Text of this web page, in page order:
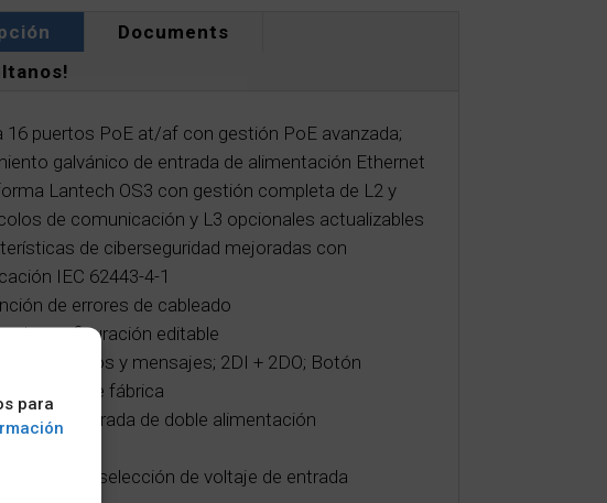
para
Documents
16 puertos PoE at/af con gestión PoE avanzada;
galvánico de entrada de alimentación Ethernet
Lantech OS3 con gestión completa de L2 y
de comunicación y L3 opcionales actualizables
de ciberseguridad mejoradas con
IEC 62443-4-1
de errores de cableado
de configuración editable
de eventos y mensajes; 2DI + 2DO; Botón
de fábrica
PoE: Entrada de doble alimentación
no PoE: selección de voltaje de entrada